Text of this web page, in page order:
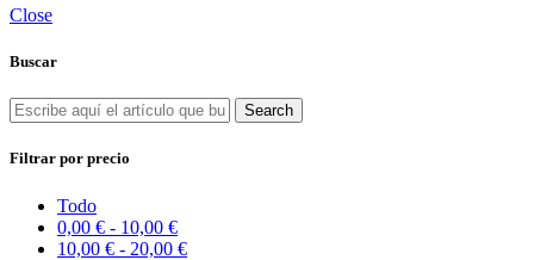
Close
Buscar
Search
Filtrar por precio
Todo
0,00 € - 10,00 €
10,00 € - 20,00 €